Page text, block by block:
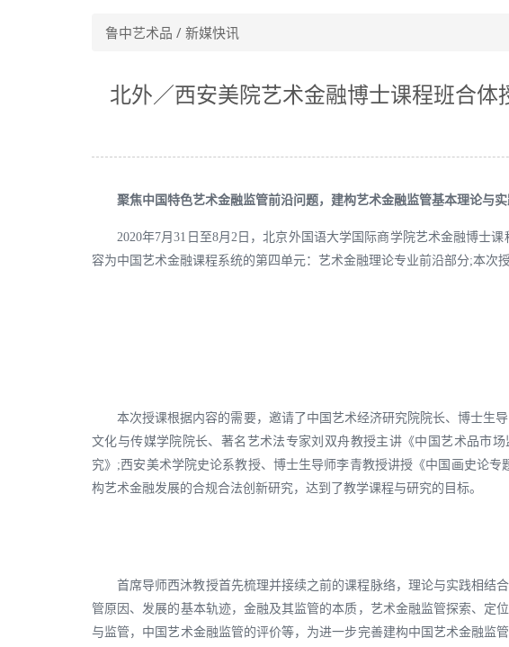
鲁中艺术品 / 新媒快讯
北外／西安美院艺术金融博士课程班合体
聚焦中国特色艺术金融监管前沿问题，建构艺术金融监管基本理论与
2020年7月31日至8月2日，北京外国语大学国际商学院艺术金融博士
容为中国艺术金融课程系统的第四单元：艺术金融理论专业前沿部分;本次
本次授课根据内容的需要，邀请了中国艺术经济研究院院长、博士生
文化与传媒学院院长、著名艺术法专家刘双舟教授主讲《中国艺术品市
究》;西安美术学院史论系教授、博士生导师李青教授讲授《中国画史论
构艺术金融发展的合规合法创新研究，达到了教学课程与研究的目标。
首席导师西沐教授首先梳理并接续之前的课程脉络，理论与实践相结
管原因、发展的基本轨迹，金融及其监管的本质，艺术金融监管探索、定
与监管，中国艺术金融监管的评价等，为进一步完善建构中国艺术金融监